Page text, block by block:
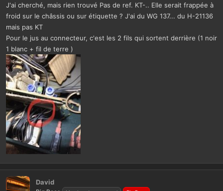
J'ai cherché, mais rien trouvé Pas de ref. KT-.. Elle serait frappée à
froid sur le châssis ou sur étiquette ? J'ai du WG 137... du H-21136
mais pas KT
Pour le jus au connecteur, c'est les 2 fils qui sortent derrière (1 noir
1 blanc + fil de terre )
David